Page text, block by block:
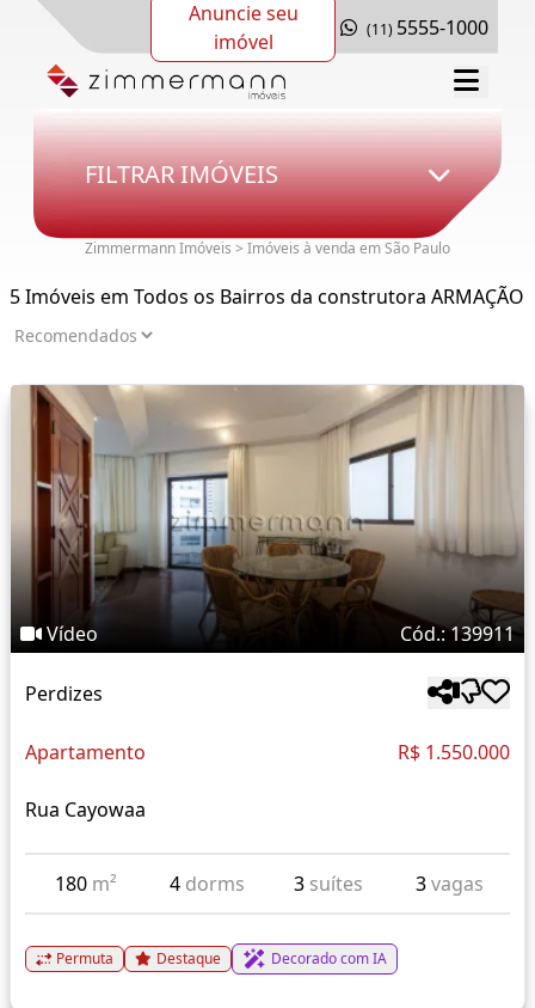
Anuncie seu
imóvel
(11) 5555-1000
FILTRAR IMÓVEIS
Zimmermann Imóveis > Imóveis à venda em São Paulo
5 Imóveis em Todos os Bairros da construtora ARMAÇÃO
Vídeo Cód.: 139911
Perdizes
Apartamento R$ 1.550.000
Rua Cayowaa
180 m² 4 dorms 3 suítes 3vagas
Permuta Destaque Decorado com IA